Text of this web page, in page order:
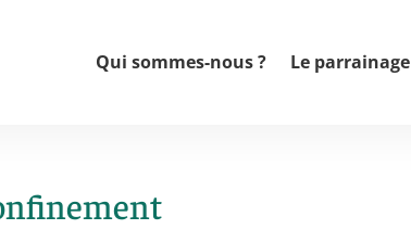
Qui sommes-nous ? Le parrainage